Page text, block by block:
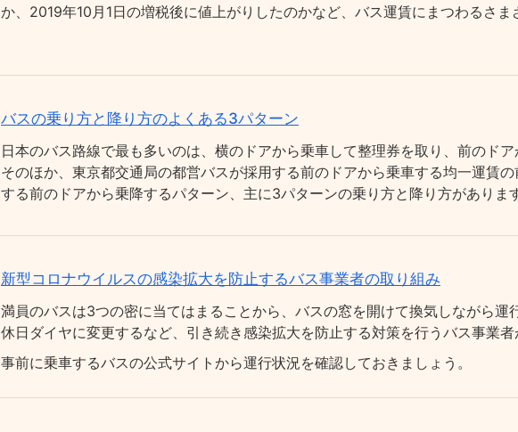
か、2019年10月1日の増税後に値上がりしたのかなど、バス運賃にまつわるさま
バスの乗り方と降り方のよくある3パターン
日本のバス路線で最も多いのは、横のドアから乗車して整理券を取り、前のドア
そのほか、東京都交通局の都営バスが採用する前のドアから乗車する均一運賃
する前のドアから乗降するパターン、主に3パターンの乗り方と降り方があります
新型コロナウイルスの感染拡大を防止するバス事業者の取り組み
満員のバスは3つの密に当てはまることから、バスの窓を開けて換気しながら
休日ダイヤに変更するなど、引き続き感染拡大を防止する対策を行うバス事業者
事前に乗車するバスの公式サイトから運行状況を確認しておきましょう。